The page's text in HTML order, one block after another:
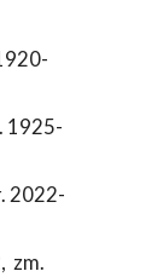
1925-
2022-
, zm.